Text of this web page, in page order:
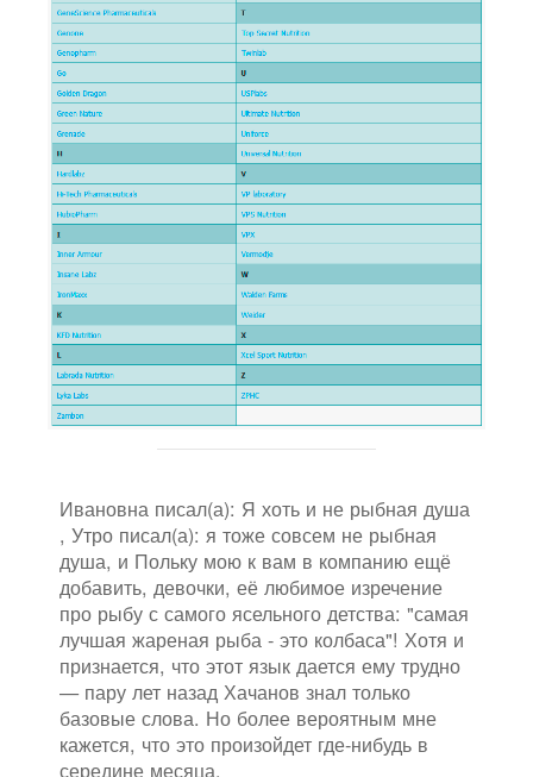
Ивановна писал(а): Я хоть и не рыбная душа
, Утро писал(а): я тоже совсем не рыбная
душа, и Польку мою к вам в компанию ещё
добавить, девочки, её любимое изречение
про рыбу с самого ясельного детства: "самая
лучшая жареная рыба - это колбаса"! Хотя и
признается, что этот язык дается ему трудно
— пару лет назад Хачанов знал только
базовые слова. Но более вероятным мне
кажется, что это произойдет где-нибудь в
середине месяца.